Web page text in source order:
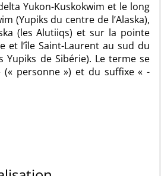
Yukon-Kuskokwim et le long
(Yupiks du centre de l’Alaska),
(les Alutiiqs) et sur la pointe
et l’île Saint-Laurent au sud du
Yupiks de Sibérie). Le terme se
(« personne ») et du suffixe « -